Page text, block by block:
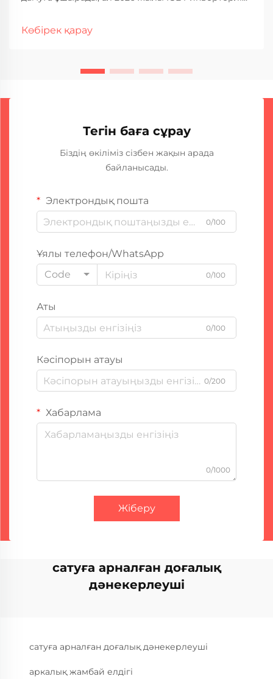
ретінде пайда болды. Бұл революциялық жетістік
Көбірек қарау
Тегін баға сұрау
Біздің өкіліміз сізбен жақын арада
байланысады.
Электрондық пошта
0/100
Ұялы телефон/WhatsApp
Code
0/100
Аты
0/100
Кәсіпорын атауы
0/200
Хабарлама
0/1000
Жіберу
сатуға арналған доғалық
дәнекерлеуші
сатуға арналған доғалық дәнекерлеуші
аркалық жамбай елдігі